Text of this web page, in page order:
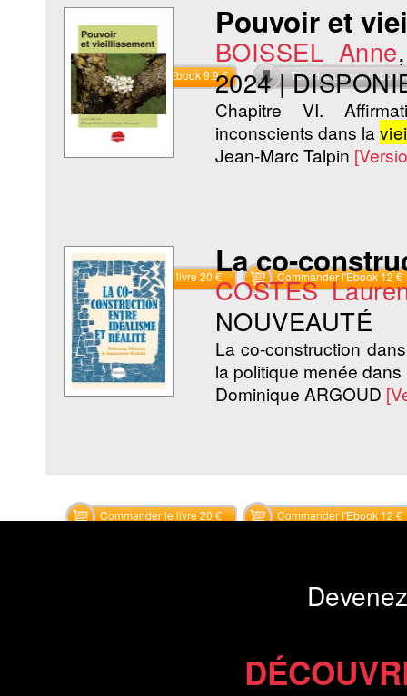
Commander l'Ebook 9.9 € Téléchargement
Pouvoir et
BOISSEL Anne
2024|
Chapitre VI.
inconscients dans la
Jean-Marc Talpin
Commander le livre 20 € Commander l'Ebook 12 €
La co-
COSTES
NOUVEAUTÉ
La co-construction
la politique menée
Dominique ARGOUD
Commander le livre 20 € Commander l'Ebook 12 €